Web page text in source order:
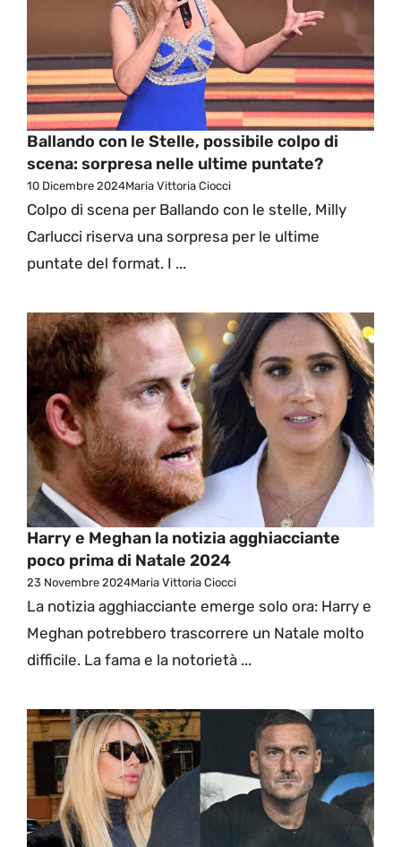
Ballando con le Stelle, possibile colpo di
scena: sorpresa nelle ultime puntate?
10 Dicembre 2024Maria Vittoria Ciocci
Colpo di scena per Ballando con le stelle, Milly
Carlucci riserva una sorpresa per le ultime
puntate del format. I ...
Harry e Meghan la notizia agghiacciante
poco prima di Natale 2024
23 Novembre 2024Maria Vittoria Ciocci
La notizia agghiacciante emerge solo ora: Harry e
Meghan potrebbero trascorrere un Natale molto
difficile. La fama e la notorietà ...